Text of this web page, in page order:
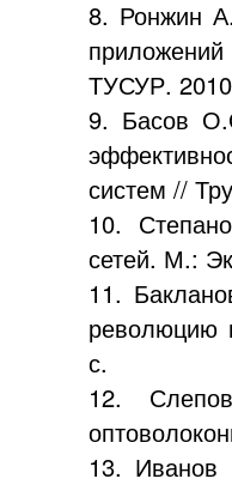
8. Ронжин
ТУСУР.
9. Басов
систем //
10.
сетей. М.:
11.
революцию
с.
12.
13. Иванов